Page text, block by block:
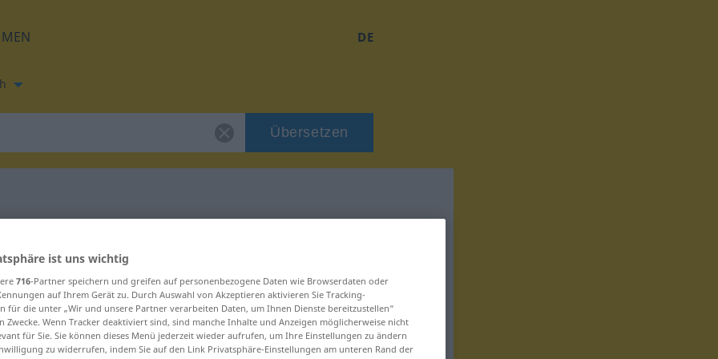
DE
Übersetzen
für "utrolig"
ist uns wichtig
716-Partner speichern und greifen auf personenbezogene Daten wie Browserdaten oder
auf Ihrem Gerät zu. Durch Auswahl von Akzeptieren aktivieren Sie Tracking-
für die unter „Wir und unsere Partner verarbeiten Daten, um Ihnen Dienste bereitzustellen“
Zwecke. Wenn Tracker deaktiviert sind, sind manche Inhalte und Anzeigen möglicherweise nicht
für Sie. Sie können dieses Menü jederzeit wieder aufrufen, um Ihre Einstellungen zu ändern
zu widerrufen, indem Sie auf den Link Privatsphäre-Einstellungen am unteren Rand der